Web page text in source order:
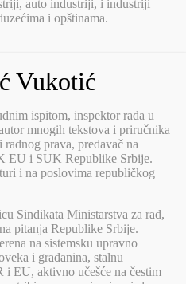
auto industriji, i industriji
i opštinama.
Vukotić
ispitom, inspektor rada u
mnogih tekstova i priručnika
prava, predavač na
EU i SUK Republike Srbije.
i na poslovima republičkog
Sindikata Ministarstva za rad,
pitanja Republike Srbije.
na sistemsku upravno
i građanina, stalnu
i EU, aktivno učešće na čestim